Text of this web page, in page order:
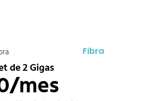
Fibra
de 2 Gigas
mes